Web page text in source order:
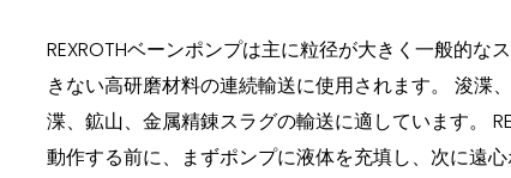
REXROTHベーンポンプは主に粒径が大きく一般的な
きない高研磨材料の連続輸送に使用されます。 浚渫
渫、鉱山、金属精錬スラグの輸送に適しています。
動作する前に、まずポンプに液体を充填し、次に遠